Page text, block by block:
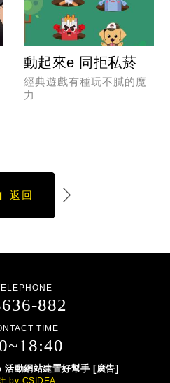
動起來e 同拒私菸
經典遊戲有種玩不膩的魔
力
返回
882
TIME
動網站建置好幫手 [廣告]
by CSIDEA